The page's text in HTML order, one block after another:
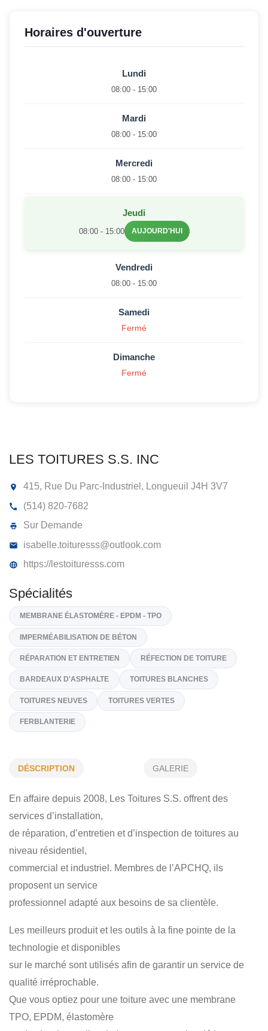
LES TOITURES S.S. INC
(514) 820-7682
Sur Demande
isabelle.toituresss@outlook.com
https://lestoituresss.com
Spécialités
MEMBRANE ÉLASTOMÈRE - EPDM - TPO
RÉPARATION ET ENTRETIEN RÉFECTION DE TOITURE
TOITURES NEUVES
FERBLANTERIE
DÉSCRIPTION GALERIE
En affaire depuis 2008, Les Toitures S.S. offrent des
services d’installation,
de réparation, d’entretien et d’inspection de toitures au
niveau résidentiel,
commercial et industriel. Membres de l’APCHQ, ils
proposent un service
professionnel adapté aux besoins de sa clientèle.
Les meilleurs produit et les outils à la fine pointe de la
technologie et disponibles
sur le marché sont utilisés afin de garantir un service de
qualité irréprochable.
Que vous optiez pour une toiture avec une membrane
TPO, EPDM, élastomère
Horaires d'ouverture
Lundi
08:00 - 15:00
Mardi
08:00 - 15:00
Mercredi
08:00 - 15:00
Jeudi
08:00 - 15:00 AUJOURD'HUI
Vendredi
08:00 - 15:00
Samedi
Fermé
Dimanche
Fermé